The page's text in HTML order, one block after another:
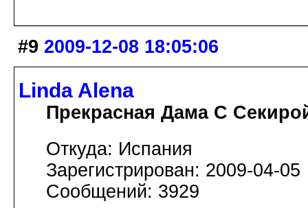
#9 2009-12-08 18:05:06
Linda Alena
Прекрасная Дама С
Откуда: Испания
Зарегистрирован: 2009-04-05
Сообщений: 3929